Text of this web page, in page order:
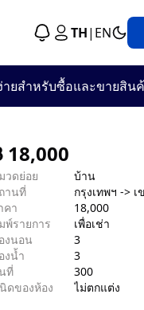
TH| EN
รับซื้อและขายสินค้ามือส
18,000
วดย่อย
บ้าน
านที่
กรุงเทพฯ ->
คา
18,000
พ์รายการ
เพื่อเช่า
งนอน
3
งน้ำ
3
ที่
300
ดของห้อง
ไม่ตกแต่ง